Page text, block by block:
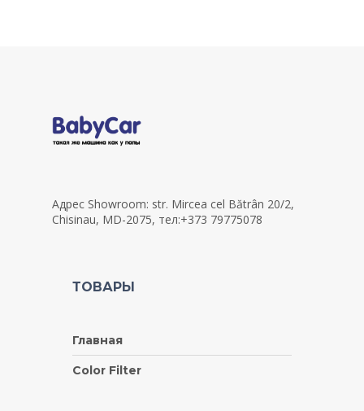
Адрес Showroom: str. Mircea cel Bătrân 20/2,
Chisinau, MD-2075, тел:+373 79775078
ТОВАРЫ
Главная
Color Filter